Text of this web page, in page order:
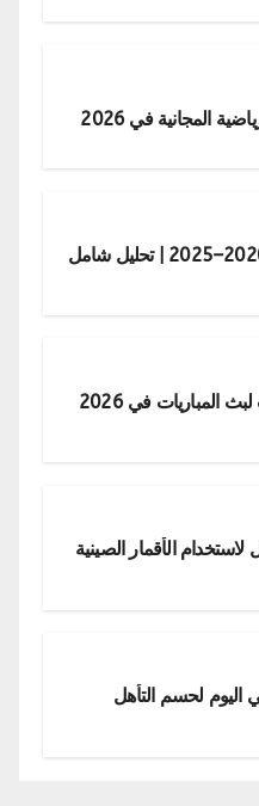
المجانية في 2026
أرباح نايل سات 2020–2025 | تحليل شامل
أقوى 10 منصات لبث المباريات في 2026
لاستخدام الأقمار الصينية
اليوم لحسم التأهل